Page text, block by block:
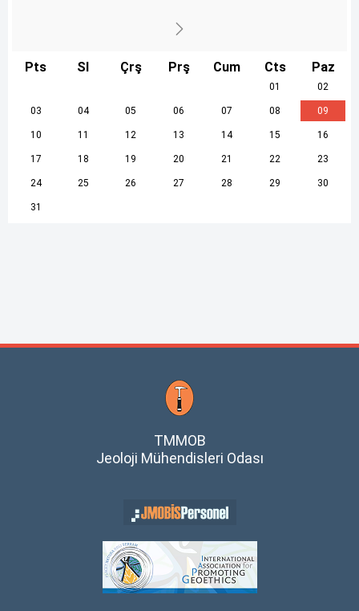
Pts Sl Çrş Prş Cum Cts Paz
01 02
03 04 05 06 07 08 09
10 11 12 13 14 15 16
17 18 19 20 21 22 23
24 25 26 27 28 29 30
31
TMMOB
Jeoloji Mühendisleri Odası